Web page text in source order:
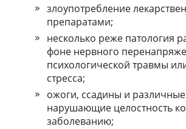
злоупотребление
препаратами;
несколько реже патология
фоне нервного
психологической травмы
стресса;
ожоги, ссадины и различные
нарушающие целостность
заболеванию;